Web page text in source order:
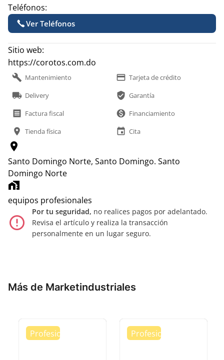
Teléfonos:
Ver Teléfonos
Sitio web:
https://corotos.com.do
build Mantenimiento payment Tarjeta de crédito
local_shipping Delivery verified_user Garantía
receipt Factura fiscal monetization_on Financiamiento
location_on Tienda física event Cita
location_on
Santo Domingo Norte, Santo Domingo. Santo
Domingo Norte
home_work
equipos profesionales
error_outline
Por tu seguridad, no realices pagos por adelantado.
Revisa el artículo y realiza la transacción
personalmente en un lugar seguro.
Más de Marketindustriales